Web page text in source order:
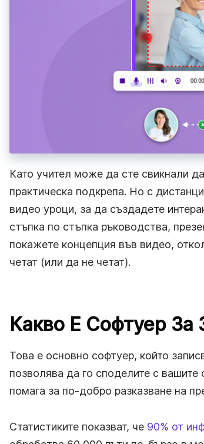
Работа
свързани, споделяйте новини и си
Като учител може да сте свикнали
практическа подкрепа. Но с
видео уроци, за да създадете
стъпка по стъпка ръководства,
покажете концепция във видео,
четат (или да не четат).
Какво Е Софтуер За
Това е основно софтуер, който
позволява да го споделите с
помага за по-добро разказване на
Статистиките показват, че 90% от